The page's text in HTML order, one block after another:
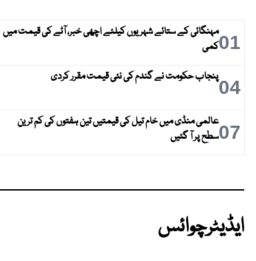
01مہنگائی کے ستائے شہریوں کیلئے اچھی خبر، آٹے کی قیمت میں
کمی
04پنجاب حکومت نے گندم کی نئی قیمت مقرر کردی
07عالمی منڈی میں خام تیل کی قیمتیں تین ہفتوں کی کم ترین
سطح پر آ گئیں
ایڈیٹرچوائس